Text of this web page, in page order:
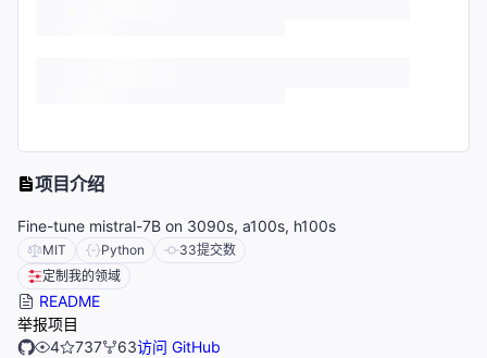
项目介绍
Fine-tune mistral-7B on 3090s, a100s, h100s
MIT Python 33提交数
定制我的领域
README
举报项目
4
737 63访问 GitHub